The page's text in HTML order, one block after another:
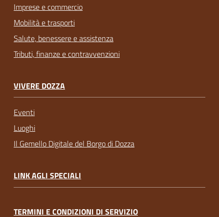
Imprese e commercio
Mobilità e trasporti
Salute, benessere e assistenza
Tributi, finanze e contravvenzioni
VIVERE DOZZA
Eventi
Luoghi
Il Gemello Digitale del Borgo di Dozza
LINK AGLI SPECIALI
TERMINI E CONDIZIONI DI SERVIZIO